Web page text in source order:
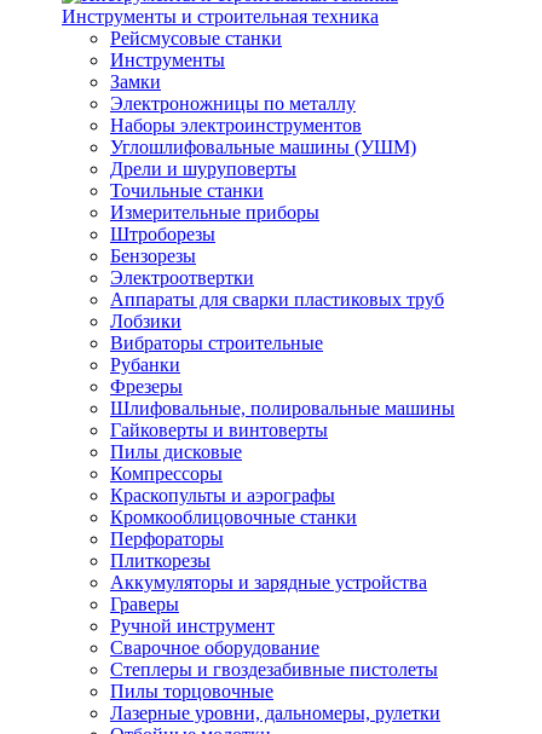
Инструменты и строительная техника
Рейсмусовые станки
Инструменты
Замки
Электроножницы по металлу
Наборы электроинструментов
Углошлифовальные машины (УШМ)
Дрели и шуруповерты
Точильные станки
Измерительные приборы
Штроборезы
Бензорезы
Электроотвертки
Аппараты для сварки пластиковых труб
Лобзики
Вибраторы строительные
Рубанки
Фрезеры
Шлифовальные, полировальные машины
Гайковерты и винтоверты
Пилы дисковые
Компрессоры
Краскопульты и аэрографы
Кромкооблицовочные станки
Перфораторы
Плиткорезы
Аккумуляторы и зарядные устройства
Граверы
Ручной инструмент
Сварочное оборудование
Степлеры и гвоздезабивные пистолеты
Пилы торцовочные
Лазерные уровни, дальномеры, рулетки